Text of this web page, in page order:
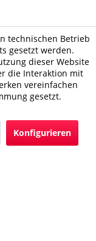
technischen Betrieb
gesetzt werden.
dieser Website
die Interaktion mit
vereinfachen
gesetzt.
Konfigurieren